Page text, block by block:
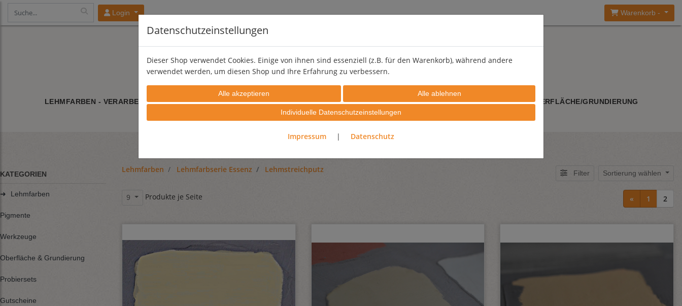
Login Warenkorb -
LEHMFARBEN - VERARBEITUNG LEHMFARBE/LEHMSTREICHPUTZ PIGMENTE EFFEKTZUSCHLÄGE WERKZEUGE OBERFLÄCHE/GRUNDIERUNG
PROBIERSETS GUTSCHEINE
KATEGORIEN
➜ Lehmfarben
Pigmente
Werkzeuge
Oberfläche & Grundierung
Probiersets
Gutscheine
Lehmfarben Lehmfarbserie Essenz Lehmstreichputz Sortierung wählen
Filter
9 Produkte je Seite « 1 2
Datenschutzeinstellungen
Dieser Shop verwendet Cookies. Einige von ihnen sind essenziell (z.B. für den Warenkorb), während andere
verwendet werden, um diesen Shop und Ihre Erfahrung zu verbessern.
Individuelle Datenschutzeinstellungen
Impressum | Datenschutz